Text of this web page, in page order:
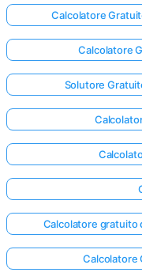
Calcolatore
Calcolatore
Solutore
Calcolatore gratuito
Calcolatore